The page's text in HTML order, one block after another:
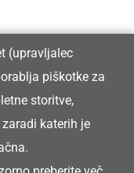
(upravljalec
piškotke za
storitve,
katerih je